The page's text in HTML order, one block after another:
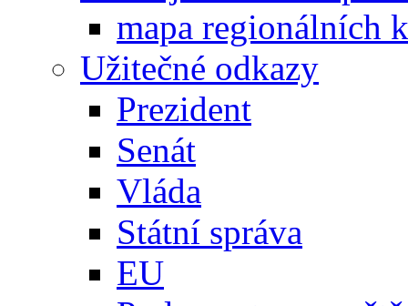
mapa regionálních
Užitečné odkazy
Prezident
Senát
Vláda
Státní správa
EU